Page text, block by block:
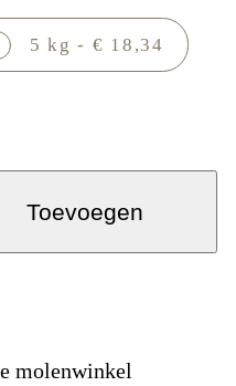
5 kg - € 18,34
Toevoegen
molenwinkel